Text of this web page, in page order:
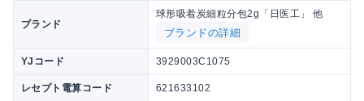
ブランド
球形吸着炭細粒分包2g「日医工」 他
ブランドの詳細
YJコード 3929003C1075
レセプト電算コード 621633102